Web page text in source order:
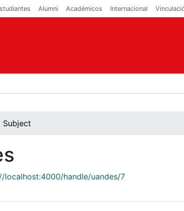
Alumni Académicos Internacional
Subject
localhost:4000/handle/uandes/7